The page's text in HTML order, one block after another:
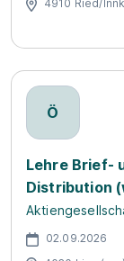
4910 Ried/
Ö
Lehre Brief-
Distribution
02.09.2026